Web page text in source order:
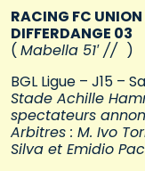
RACING FC
DIFFERDANGE 03
( Mabella 51′ // )
BGL Ligue – J15 –
Stade Achille
spectateurs
Arbitres : M. Ivo
Silva et Emidio